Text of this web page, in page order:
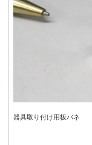
器具取り付け用板バネ